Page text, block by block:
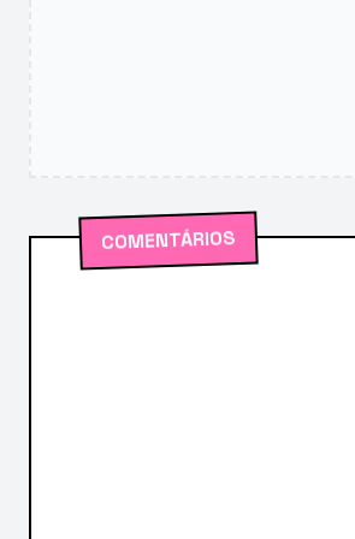
COMENTÁRIOS